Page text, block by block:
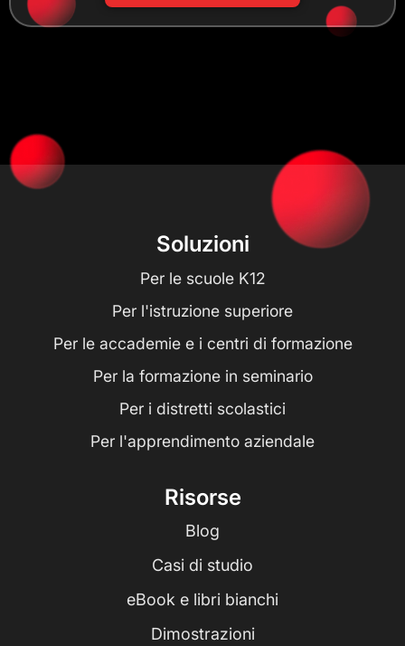
Soluzioni
Per le scuole K12
Per l'istruzione superiore
Per le accademie e i centri di formazione
Per la formazione in seminario
Per i distretti scolastici
Per l'apprendimento aziendale
Risorse
Blog
Casi di studio
eBook e libri bianchi
Dimostrazioni